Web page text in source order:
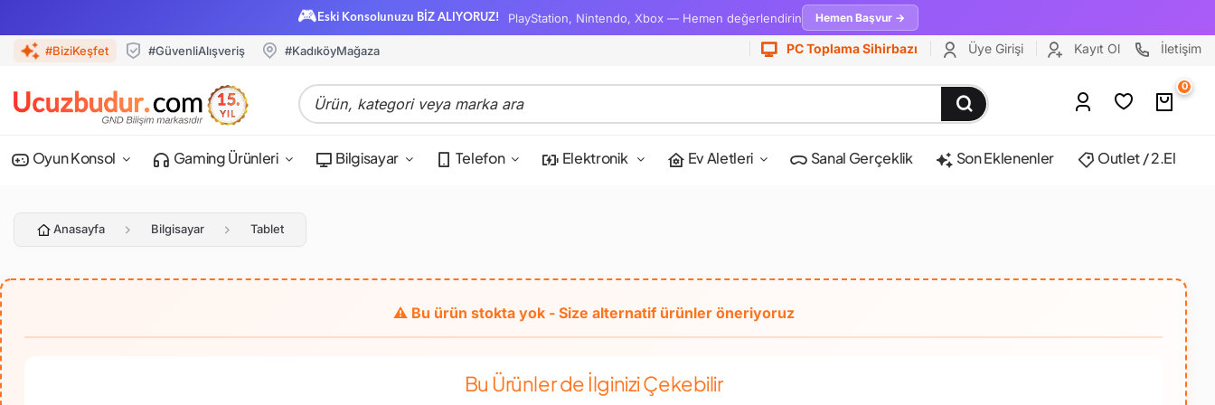
🎮 Eski Konsolunuzu BİZ ALIYORUZ! PlayStation, Nintendo, Xbox — Hemen değerlendirin Hemen Başvur →
#BiziKeşfet #GüvenliAlışveriş #KadıköyMağaza PC Toplama Sihirbazı Üye Girişi Kayıt Ol İletişim
0
Oyun Konsol Gaming Ürünleri Bilgisayar Telefon Elektronik Ev Aletleri Sanal Gerçeklik Son Eklenenler Outlet / 2.El
Anasayfa Bilgisayar Tablet
Bu Ürünler de İlginizi Çekebilir